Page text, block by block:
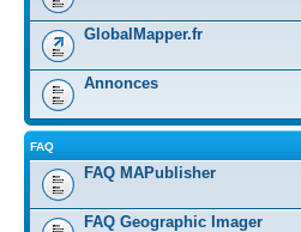
GlobalMapper.fr
Annonces
FAQ
FAQ MAPublisher
FAQ Geographic Imager